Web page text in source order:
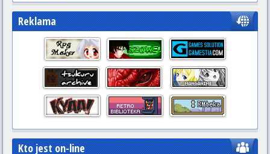
Reklama
Kto jest on-line